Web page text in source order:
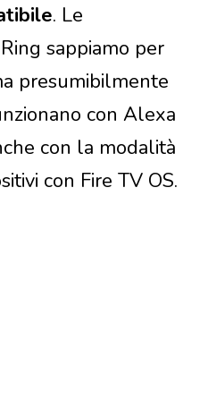
. Le
sappiamo per
presumibilmente
con Alexa
con la modalità
con Fire TV OS.